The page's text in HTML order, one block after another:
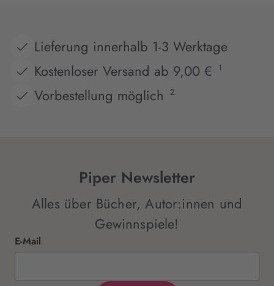
Lieferung innerhalb 1-3 Werktage
Kostenloser Versand ab 9,00 €
1
Vorbestellung möglich 2
Piper Newsletter
Alles über Bücher, Autor:innen und
Gewinnspiele!
E-Mail